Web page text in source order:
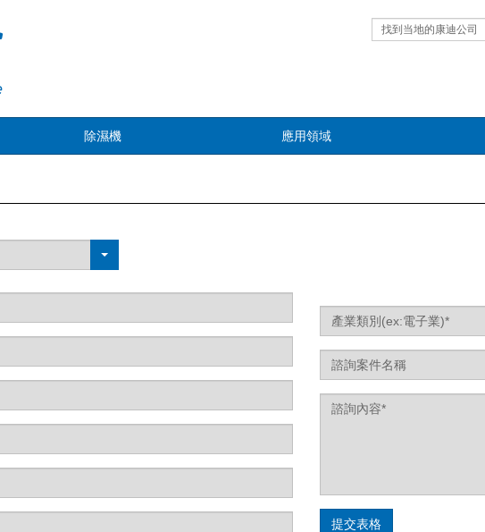
找到当地的康迪公司
除濕機 應用領域
Label
Industry
Label
Subject
Enquiry
Label